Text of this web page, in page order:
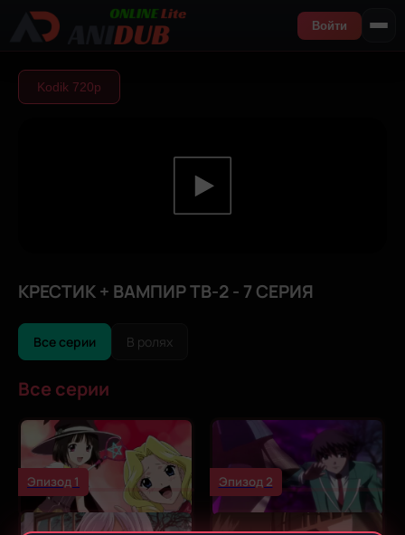
Войти
Kodik 720р
КРЕСТИК + ВАМПИР ТВ-2 - 7 СЕРИЯ
Все серии В ролях
Все серии
Эпизод 1 Эпизод 2